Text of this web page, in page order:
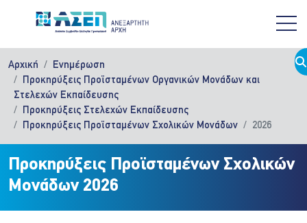
Αρχική
Ενημέρωση
Προκηρύξεις Προϊσταμένων Οργανικών Μονάδων και
Στελεχών Εκπαίδευσης
Προκηρύξεις Στελεχών Εκπαίδευσης
Προκηρύξεις Προϊσταμένων Σχολικών Μονάδων
2026
Προκηρύξεις Προϊσταμένων Σχολικών
Μονάδων 2026